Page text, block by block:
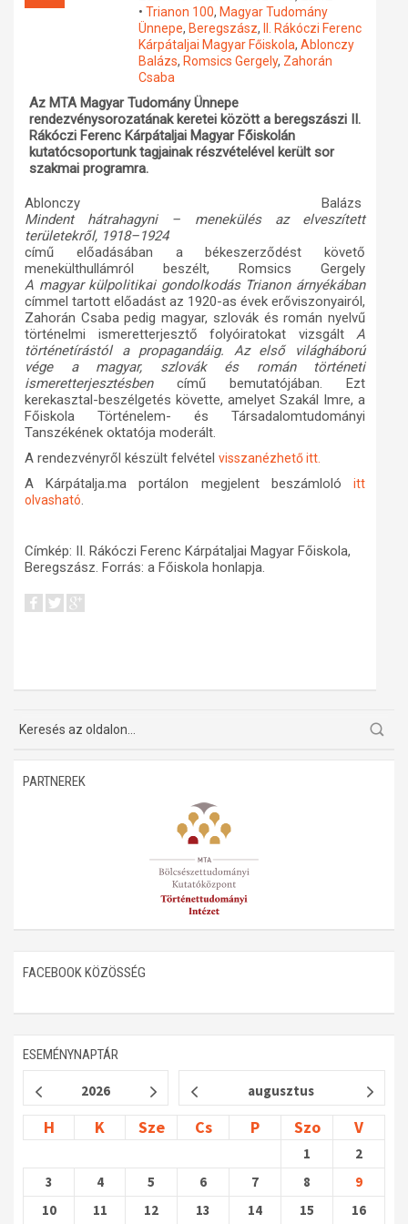
Műhelymunkák
• Trianon 100, Magyar Tudomány
Ünnepe, Beregszász,
II. Rákóczi Ferenc
Kárpátaljai Magyar Főiskola, Ablonczy
Balázs, Romsics Gergely, Zahorán
Csaba
Az MTA Magyar Tudomány Ünnepe
rendezvénysorozatának keretei között a beregszászi II.
Rákóczi Ferenc Kárpátaljai Magyar Főiskolán
kutatócsoportunk tagjainak részvételével került sor
szakmai programra.
Ablonczy Balázs
Mindent hátrahagyni – menekülés az elveszített
területekről, 1918–1924
című előadásában a békeszerződést követő
menekülthullámról beszélt, Romsics Gergely
A magyar külpolitikai gondolkodás Trianon árnyékában
címmel tartott előadást az 1920-as évek erőviszonyairól,
Zahorán Csaba pedig magyar, szlovák és román nyelvű
történelmi ismeretterjesztő folyóiratokat vizsgált A
történetírástól a propagandáig. Az első világháború
vége a magyar, szlovák és román történeti
ismeretterjesztésbencímű bemutatójában. Ezt
kerekasztal-beszélgetés követte, amelyet Szakál Imre, a
Főiskola Történelem- és Társadalomtudományi
Tanszékének oktatója moderált.
A rendezvényről készült felvétel visszanézhető itt.
A Kárpátalja.ma portálon megjelent beszámloló itt
olvasható.
Címkép: II. Rákóczi Ferenc Kárpátaljai Magyar Főiskola,
Beregszász. Forrás: a Főiskola honlapja.
PARTNEREK
FACEBOOK KÖZÖSSÉG
ESEMÉNYNAPTÁR
2026 augusztus
H K Sze Cs P Szo V
1
2
3
4 5 6 7 8
9
10
11 12 13 14 15 16